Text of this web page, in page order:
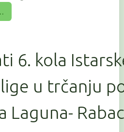
6. kola
u trčanju
Laguna- Rabac